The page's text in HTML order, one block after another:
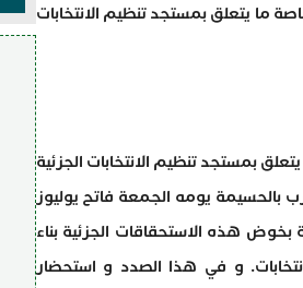
ما يتعلق بمستجد تنظيم الانتخابات
بمستجد تنظيم الانتخابات الجزئية
الإقليمية للحزب بالحسيمة يومه الجمعة فاتح يوليوز
بخوض هذه الاستحقاقات الجزئية بناء
و في هذا الصدد و استحضار